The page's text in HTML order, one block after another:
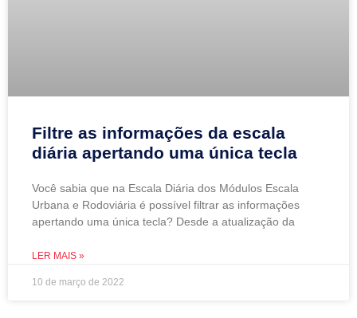
Filtre as informações da escala
diária apertando uma única tecla
Você sabia que na Escala Diária dos Módulos Escala
Urbana e Rodoviária é possível filtrar as informações
apertando uma única tecla? Desde a atualização da
LER MAIS »
10 de março de 2022